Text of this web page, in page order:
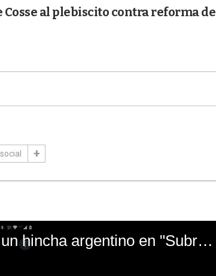
al plebiscito contra reforma de
El mal momento de Yanina Gasañol con un hincha argentino en "Subrayado"